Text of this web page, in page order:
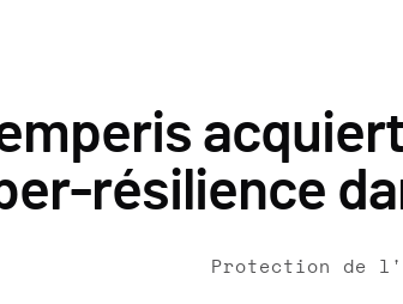
résilience
Protection de